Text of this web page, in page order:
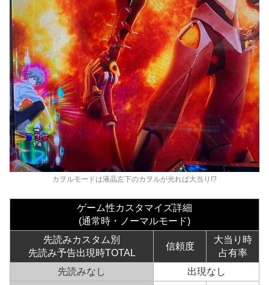
カヲルモードは液晶左下のカヲルが光れば大当り!?
ゲーム性カスタマイズ詳細
(通常時・ノーマルモード)
先読みカスタム別
先読み予告出現時TOTAL
信頼度
大当り時
占有率
先読みなし
出現なし